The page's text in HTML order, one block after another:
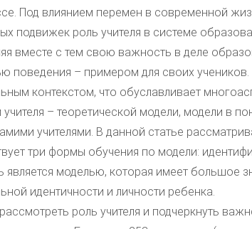
Под влиянием перемен в современной
подвижек роль учителя в системе
вместе с тем свою важность в деле
поведения – примером для своих учеников.
контекстом, что обуславливает
учителя – теоретической модели, модели в
учителями. В данной статье
три формы обучения по модели:
является моделью, которая имеет большое
идентичности и личности ребенка.
роль учителя и подчеркнуть